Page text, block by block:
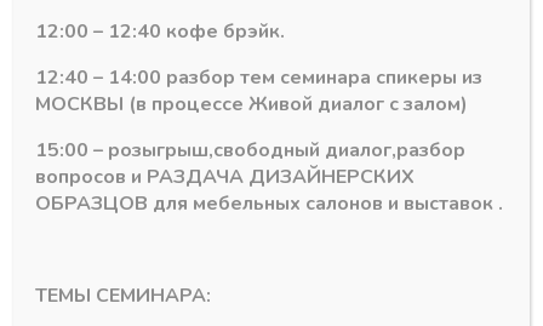
нагрузка 100N серый
12:00 – 12:40 кофе брэйк.
12:40 – 14:00 разбор тем семинара спикеры из
МОСКВЫ (в процессе Живой диалог с залом)
15:00 – розыгрыш,свободный диалог,разбор
вопросов и РАЗДАЧА ДИЗАЙНЕРСКИХ
ОБРАЗЦОВ для мебельных салонов и выставок .
ТЕМЫ СЕМИНАРА: